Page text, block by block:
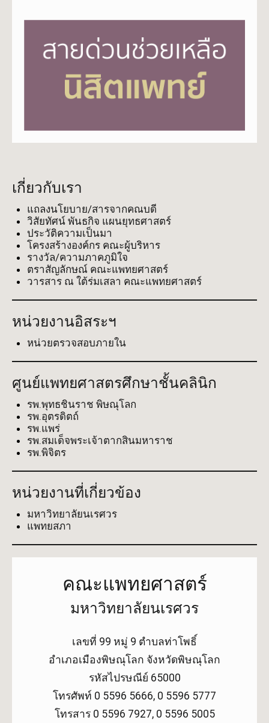
เกี่ยวกับเรา
แถลงนโยบาย/สารจากคณบดี
วิสัยทัศน์ พันธกิจ แผนยุทธศาสตร์
ประวัติความเป็นมา
โครงสร้างองค์กร คณะผู้บริหาร
รางวัล/ความภาคภูมิใจ
ตราสัญลักษณ์ คณะแพทยศาสตร์
วารสาร ณ ใต้ร่มเสลา คณะแพทยศาสตร์
หน่วยงานอิสระฯ
หน่วยตรวจสอบภายใน
ศูนย์แพทยศาสตรศึกษาชั้นคลินิก
รพ.พุทธชินราช พิษณุโลก
รพ.อุตรดิตถ์
รพ.แพร่
รพ.สมเด็จพระเจ้าตากสินมหาราช
รพ.พิจิตร
หน่วยงานที่เกี่ยวข้อง
มหาวิทยาลัยนเรศวร
แพทยสภา
คณะแพทยศาสตร์
มหาวิทยาลัยนเรศวร
เลขที่ 99 หมู่ 9 ตำบลท่าโพธิ์
อำเภอเมืองพิษณุโลก จังหวัดพิษณุโลก
รหัสไปรษณีย์ 65000
โทรศัพท์ 0 5596 5666, 0 5596 5777
โทรสาร 0 5596 7927, 0 5596 5005